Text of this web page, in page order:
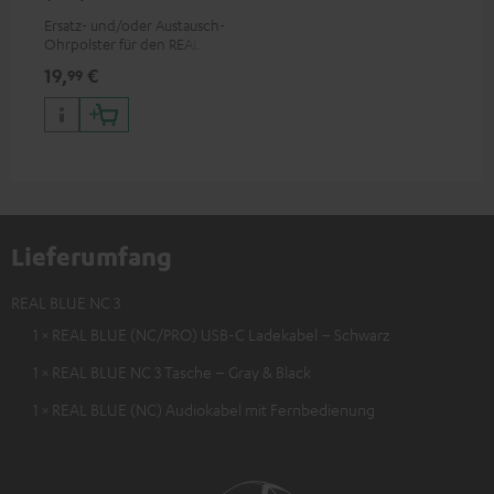
Ersatz- und/oder Austausch-
Ohrpolster für den REAL BLUE
19,99 €
Lieferumfang
REAL BLUE NC 3
1 × REAL BLUE (NC/PRO) USB-C Ladekabel – Schwarz
1 × REAL BLUE NC 3 Tasche – Gray & Black
1 × REAL BLUE (NC) Audiokabel mit Fernbedienung